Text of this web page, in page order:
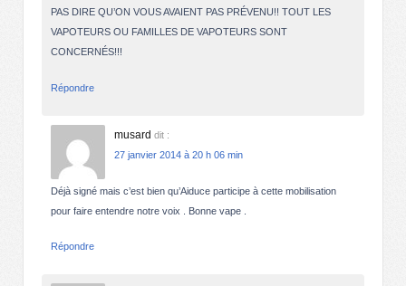
PAS DIRE QU’ON VOUS AVAIENT PAS PRÉVENU!! TOUT LES
VAPOTEURS OU FAMILLES DE VAPOTEURS SONT
CONCERNÉS!!!
Répondre
musard dit :
27 janvier 2014 à 20 h 06 min
Déjà signé mais c’est bien qu’Aiduce participe à cette mobilisation
pour faire entendre notre voix . Bonne vape .
Répondre